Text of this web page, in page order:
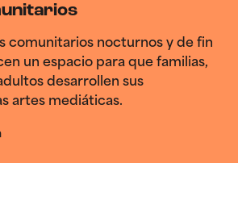
comunitarios nocturnos y de fin
un espacio para que familias,
desarrollen sus
artes mediáticas.